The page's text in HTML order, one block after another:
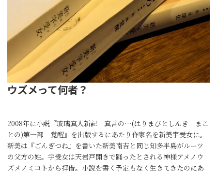
ウズメって何者？
2008年に小説『玻璃真人新記 真言の…(はりまびとしんき まこ
との)第一部 覚醒』を出版するにあたり作家名を新美宇受女に。
新美は『ごんぎつね』を書いた新美南吉と同じ知多半島がルーツ
の父方の姓。宇受女は天岩戸開きで踊ったとされる神様アメノウ
ズメノミコトから拝借。小説を書く予定もなく生きてきたのにあ